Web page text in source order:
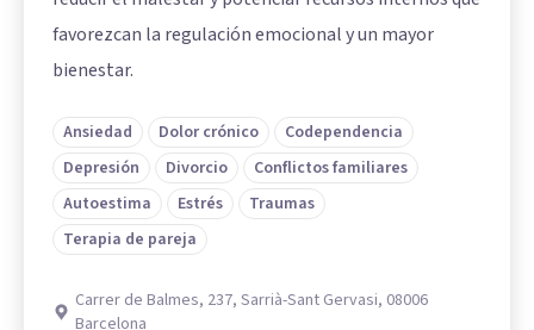
favorezcan la regulación emocional y un mayor
bienestar.
Ansiedad Dolor crónico
Codependencia
Depresión
Divorcio
Conflictos familiares
Autoestima
Estrés
Traumas
Terapia de pareja
Carrer de Balmes, 237, Sarrià-Sant Gervasi, 08006
Barcelona